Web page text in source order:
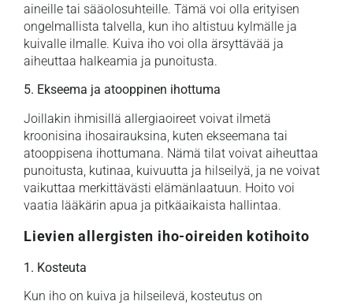
aineille tai sääolosuhteille. Tämä voi olla erityisen
ongelmallista talvella, kun iho altistuu kylmälle ja
kuivalle ilmalle. Kuiva iho voi olla ärsyttävää ja
aiheuttaa halkeamia ja punoitusta.
5. Ekseema ja atooppinen ihottuma
Joillakin ihmisillä allergiaoireet voivat ilmetä
kroonisina ihosairauksina, kuten ekseemana tai
atooppisena ihottumana. Nämä tilat voivat aiheuttaa
punoitusta, kutinaa, kuivuutta ja hilseilyä, ja ne voivat
vaikuttaa merkittävästi elämänlaatuun. Hoito voi
vaatia lääkärin apua ja pitkäaikaista hallintaa.
Lievien allergisten iho-oireiden kotihoito
1. Kosteuta
Kun iho on kuiva ja hilseilevä, kosteutus on